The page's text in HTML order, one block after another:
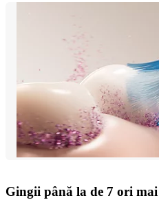
Gingii până la de 7 ori